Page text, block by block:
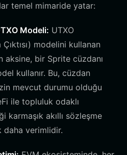
temel mimaride yatar:
Modeli: UTXO
modelini kullanan
aksine, bir Sprite cüzdanı
kullanır. Bu, cüzdan
mevcut durumu olduğu
ile topluluk odaklı
karmaşık akıllı sözleşme
verimlidir.